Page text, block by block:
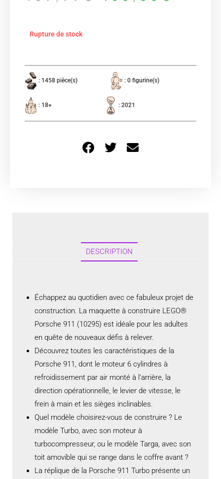
Rupture de stock
: 1458 pièce(s) : 0 figurine(s)
: 18+ : 2021
DESCRIPTION
Échappez au quotidien avec ce fabuleux projet de
construction. La maquette à construire LEGO®
Porsche 911 (10295) est idéale pour les adultes
en quête de nouveaux défis à relever.
Découvrez toutes les caractéristiques de la
Porsche 911, dont le moteur 6 cylindres à
refroidissement par air monté à l’arrière, la
direction opérationnelle, le levier de vitesse, le
frein à main et les sièges inclinables.
Quel modèle choisirez-vous de construire ? Le
modèle Turbo, avec son moteur à
turbocompresseur, ou le modèle Targa, avec son
toit amovible qui se range dans le coffre avant ?
La réplique de la Porsche 911 Turbo présente un